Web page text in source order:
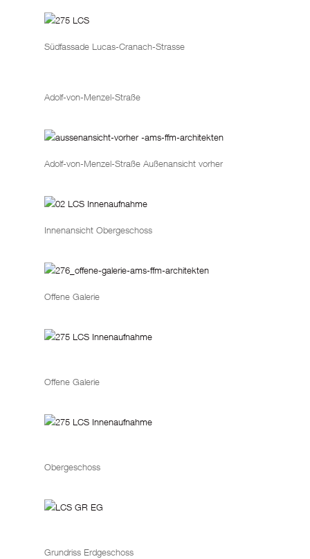
Südfassade Lucas-Cranach-Strasse
Adolf-von-Menzel-Straße
Adolf-von-Menzel-Straße Außenansicht vorher
Innenansicht Obergeschoss
Offene Galerie
Offene Galerie
Obergeschoss
Grundriss Erdgeschoss